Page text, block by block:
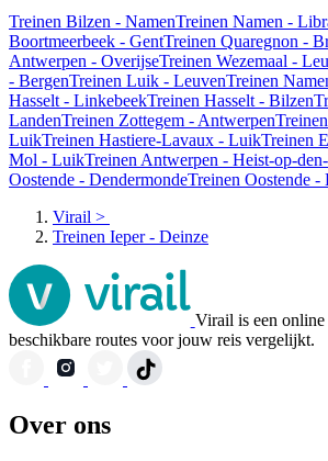
Treinen Bilzen - NamenTreinen Namen -
Boortmeerbeek - GentTreinen Quaregnon -
Antwerpen - OverijseTreinen Wezemaal -
- BergenTreinen Luik - LeuvenTreinen
Hasselt - LinkebeekTreinen Hasselt - Bilzen
LandenTreinen Zottegem - Antwerpen
LuikTreinen Hastiere-Lavaux - LuikTreinen
Mol - LuikTreinen Antwerpen - Heist-op-
Oostende - DendermondeTreinen Oostende -
Virail >
Treinen Ieper - Deinze
Virail is een
beschikbare routes voor jouw reis vergelijkt.
Over ons